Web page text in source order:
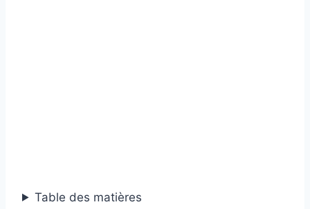
Table des matières